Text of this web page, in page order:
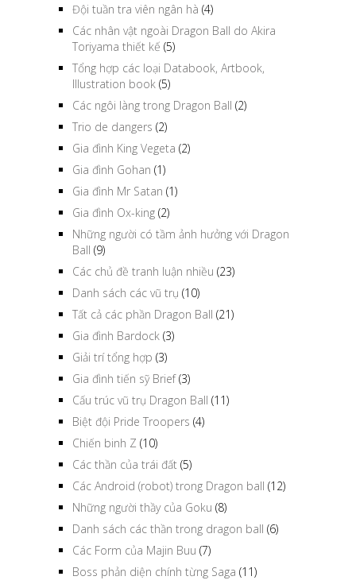
Đội tuần tra viên ngân hà (4)
Các nhân vật ngoài Dragon Ball do Akira
Toriyama thiết kế (5)
Tổng hợp các loại Databook, Artbook,
Illustration book (5)
Các ngôi làng trong Dragon Ball (2)
Trio de dangers (2)
Gia đình King Vegeta (2)
Gia đình Gohan (1)
Gia đình Mr Satan (1)
Gia đình Ox-king (2)
Những người có tầm ảnh hưởng với Dragon
Ball (9)
Các chủ đề tranh luận nhiều (23)
Danh sách các vũ trụ (10)
Tất cả các phần Dragon Ball (21)
Gia đình Bardock (3)
Giải trí tổng hợp (3)
Gia đình tiến sỹ Brief(3)
Cấu trúc vũ trụ Dragon Ball (11)
Biệt đội Pride Troopers (4)
Chiến binh Z (10)
Các thần của trái đất (5)
Các Android (robot) trong Dragon ball (12)
Những người thầy của Goku (8)
Danh sách các thần trong dragon ball (6)
Các Form của Majin Buu (7)
Boss phản diện chính từng Saga (11)